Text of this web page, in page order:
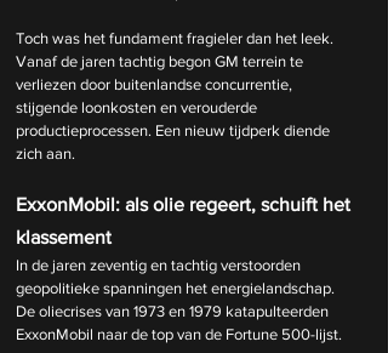
Toch was het fundament fragieler dan het leek.
Vanaf de jaren tachtig begon GM terrein te
verliezen door buitenlandse concurrentie,
stijgende loonkosten en verouderde
productieprocessen. Een nieuw tijdperk diende
zich aan.
ExxonMobil: als olie regeert, schuift het
klassement
In de jaren zeventig en tachtig verstoorden
geopolitieke spanningen het energielandschap.
De oliecrises van 1973 en 1979 katapulteerden
ExxonMobil naar de top van de Fortune 500-lijst.